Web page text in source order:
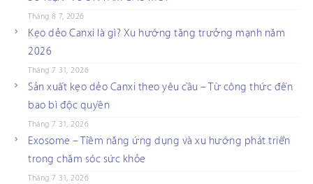
Tháng 8 7, 2026
Kẹo dẻo Canxi là gì? Xu hướng tăng trưởng mạnh năm
2026
Tháng 7 31, 2026
Sản xuất kẹo dẻo Canxi theo yêu cầu – Từ công thức đến
bao bì độc quyền
Tháng 7 31, 2026
Exosome – Tiềm năng ứng dụng và xu hướng phát triển
trong chăm sóc sức khỏe
Tháng 7 31, 2026